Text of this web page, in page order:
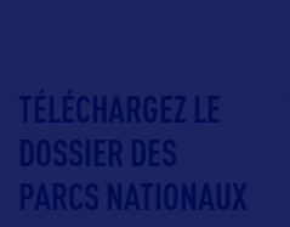
TÉLÉCHARGEZ LE
DOSSIER DES
PARCS NATIONAUX